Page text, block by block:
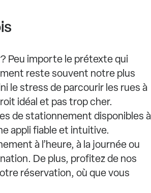
Peu importe le prétexte qui
reste souvent notre plus
le stress de parcourir les rues à
idéal et pas trop cher.
de stationnement disponibles à
appli fiable et intuitive.
à l’heure, à la journée ou
De plus, profitez de nos
réservation, où que vous